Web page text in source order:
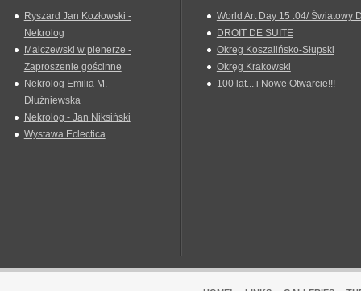
Ryszard Jan Kozłowski -
Nekrolog
Malczewski w plenerze -
Zaproszenie gościnne
Nekrolog Emilia M.
Dłużniewska
Nekrolog - Jan Niksiński
Wystawa Eclectica
World Art Day 15 .04/ Światowy
DROIT DE SUITE
Okreg Koszalińsko-Słupski
Okręg Krakowski
100 lat... i Nowe Otwarcie!!!